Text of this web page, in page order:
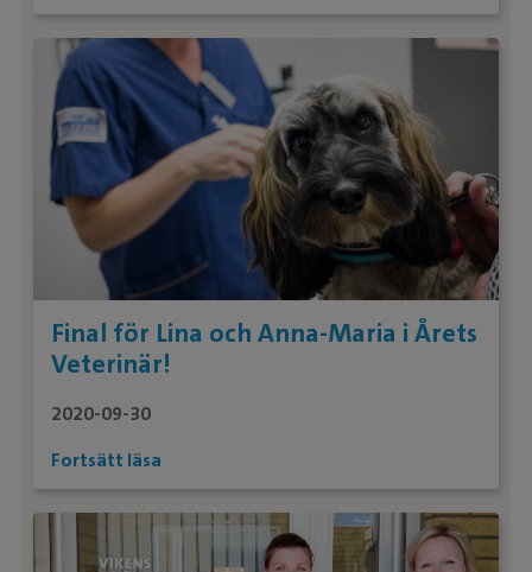
Final för Lina och Anna-Maria i Årets
Veterinär!
2020-09-30
Fortsätt läsa